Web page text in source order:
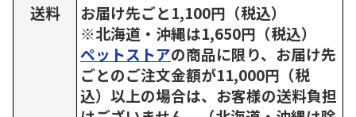
送料
お届け先ごと1,100円（税込）
※北海道・沖縄は1,650円（税込）
ペットストアの商品に限り、お届け先
ごとのご注文金額が11,000円（税
込）以上の場合は、お客様の送料負担